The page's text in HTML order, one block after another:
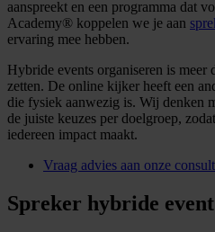
aanspreekt en een programma dat
Academy® koppelen we je aan
ervaring mee hebben.
Hybride events organiseren is meer
zetten. De online kijker heeft een
die fysiek aanwezig is. Wij denken
de juiste keuzes per doelgroep,
iedereen impact maakt.
Vraag advies aan onze
Spreker hybride event